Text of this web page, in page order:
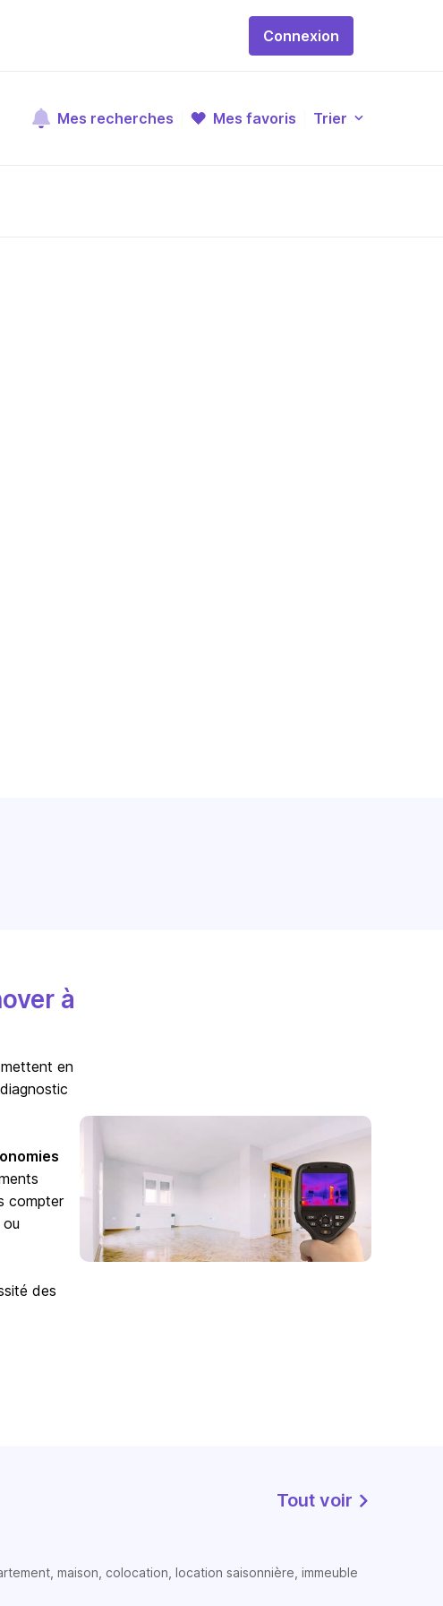
Connexion
Mes recherches Mes favoris Trier
à
en
compter
des
Tout voir
maison, colocation, location saisonnière, immeuble